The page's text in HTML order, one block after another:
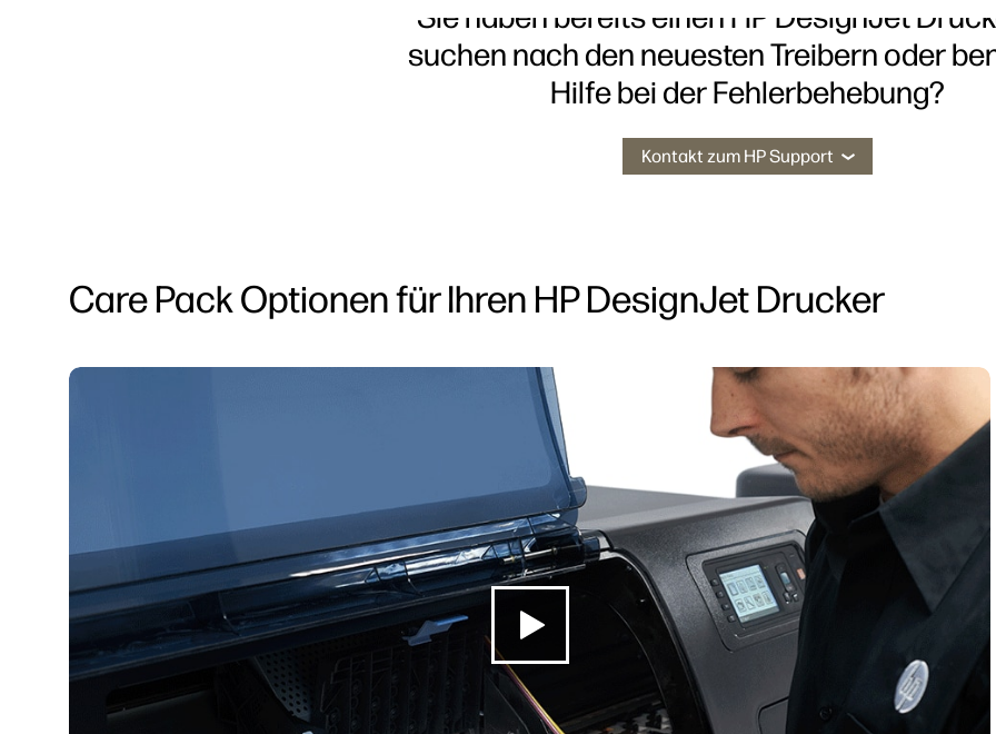
Sie haben bereits einen HP DesignJet
suchen nach den neuesten Treibern oder
Hilfe bei der Fehlerbehebung?
Kontakt zum HP Support
Care Pack Optionen für Ihren HP DesignJet Drucker